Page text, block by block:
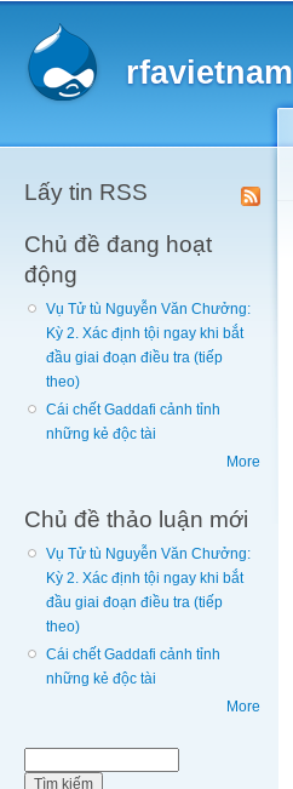
rfavietnam
Lấy tin RSS
Chủ đề đang hoạt
động
Vụ Tử tù Nguyễn Văn Chưởng:
Kỳ 2. Xác định tội ngay khi bắt
đầu giai đoạn điều tra (tiếp
theo)
Cái chết Gaddafi cảnh tỉnh
những kẻ độc tài
More
Chủ đề thảo luận mới
Vụ Tử tù Nguyễn Văn Chưởng:
Kỳ 2. Xác định tội ngay khi bắt
đầu giai đoạn điều tra (tiếp
theo)
Cái chết Gaddafi cảnh tỉnh
những kẻ độc tài
More